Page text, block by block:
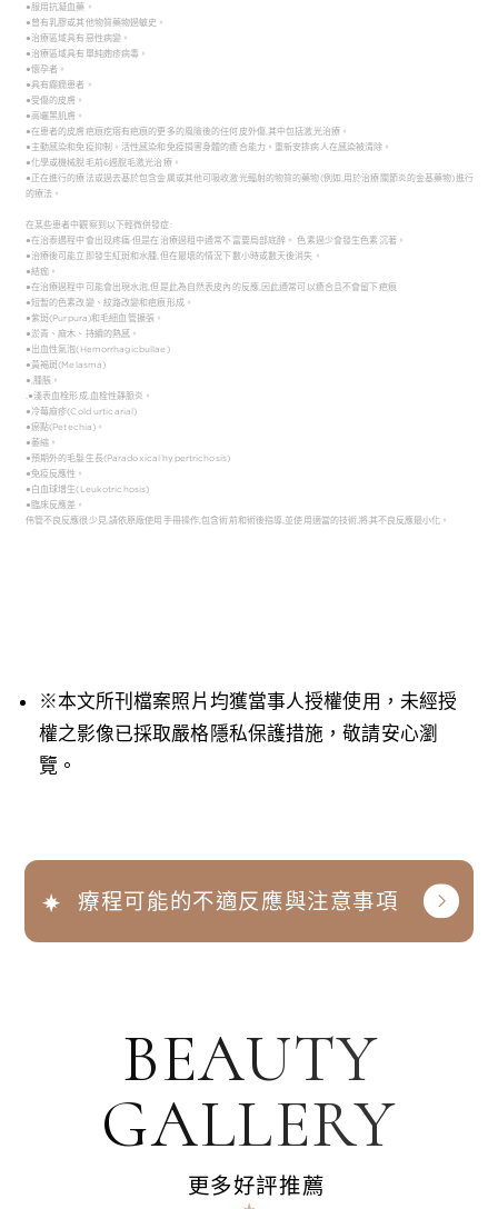
●服用抗凝血藥。
●曾有乳膠或其他物質藥物過敏史。
●治療區域具有惡性病變。
●治療區域具有單純皰疹病毒。
●懷孕者。
●具有癲癇患者。
●受傷的皮膚。
●高曬黑肌膚。
●在患者的皮膚疤痕疙瘩有疤痕的更多的風險後的任何皮外傷,其中包括激光治療。
●主動感染和免疫抑制。活性感染和免疫損害身體的癒合能力。重新安排病人在感染被清除。
●化學或機械脫毛前6週脫毛激光治療。
●正在進行的療法或過去基於包含金属或其他可吸收激光輻射的物質的藥物(例如,用於治療關節炎的金基藥物)進行
的療法。
在某些患者中觀察到以下輕微併發症:
●在治泰遇程中會出现疼痛·但是在治療過租中通常不富要局部底醉。 色素過少會發生色素沉著。
●治療後可能立即發生紅斑和水腫,但在最壞的情況下數小時或數天後消失。
●結痂。
●在治療過程中可能會出現水泡,但是此為自然表皮內的反應,因此通常可以癒合且不會留下疤痕
●短暫的色素改變、紋路改變和疤痕形成。
●紫斑(Purpura)和毛細血管擴張。
●淤青、麻木、持續的熱感。
●出血性氣泡(Hemorrhagicbullae)
●黃褐斑(Melasma)
●,腫脹。
.●淺表血栓形成,血栓性靜脈炎。
●冷莓麻疹(Cold urticarial)
●瘀點(Petechia)。
●萎縮。
●預期外的毛髮生長(Paradoxical hypertrichosis)
●免疫反應性。
●白血球增生(Leukotrichosis)
●臨床反應差。
伟管不良反應很少見,請依原廠使用手冊操作,包含術前和術後指導,並使用適當的技術,將其不良反應最小化。
※本文所刊檔案照片均獲當事人授權使用，未經授
權之影像已採取嚴格隱私保護措施，敬請安心瀏
覽。
療程可能的不適反應與注意事項
BEAUTY
GALLERY
更多好評推薦